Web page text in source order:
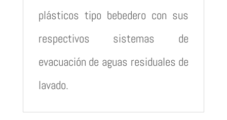
plásticos tipo bebedero con sus
respectivos sistemas de
evacuación de aguas residuales de
lavado.